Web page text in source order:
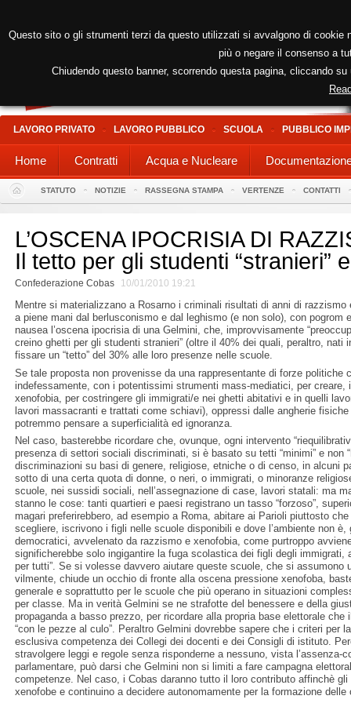
LAVORO PRIVATO LAVORO PUBBLICO SCUOLA PUBBLICO
Home Contratti Acqua e Nucleare
STATUTO NOTIZIE RASSEGNA STAMPA VERTENZE CONTATTI
L’OSCENA IPOCRISIA DI
Il tetto per gli studenti “stranieri”
Confederazione Cobas 10/01/2010 19:21
Mentre si materializzano a Rosarno i criminali risultati di anni di razzismo
a piene mani dal berlusconismo e dal leghismo (e non solo), con pogrom
nausea l’oscena ipocrisia di una Gelmini, che, improvvisamente
creino ghetti per gli studenti stranieri” (oltre il 40% dei quali, peraltro, nati
fissare un “tetto” del 30% alle loro presenze nelle scuole.
Se tale proposta non provenisse da una rappresentante di forze politiche
indefessamente, con i potentissimi strumenti mass-mediatici, per creare,
xenofobia, per costringere gli immigrati/e nei ghetti abitativi e in quelli
lavori massacranti e trattati come schiavi), oppressi dalle angherie
potremmo pensare a superficialità ed ignoranza.
Nel caso, basterebbe ricordare che, ovunque, ogni intervento
presenza di settori sociali discriminati, si è basato su tetti “minimi” e non
discriminazioni su basi di genere, religiose, etniche o di censo, in alcuni
sotto di una certa quota di donne, o neri, o immigrati, o minoranze
scuole, nei sussidi sociali, nell’assegnazione di case, lavori statali: ma
stanno le cose: tanti quartieri e paesi registrano un tasso “forzoso”,
magari preferirebbero, ad esempio a Roma, abitare ai Parioli piuttosto
scegliere, iscrivono i figli nelle scuole disponibili e dove l’ambiente non
democratici, avvelenato da razzismo e xenofobia, come purtroppo
significherebbe solo ingigantire la fuga scolastica dei figli degli immigrati,
per tutti”. Se si volesse davvero aiutare queste scuole, che si assumono
vilmente, chiude un occhio di fronte alla oscena pressione xenofoba,
generale e soprattutto per le scuole che più operano in situazioni
per classe. Ma in verità Gelmini se ne strafotte del benessere e della
propaganda a basso prezzo, per ricordare alla propria base elettorale che
“con le pezze al culo”. Peraltro Gelmini dovrebbe sapere che i criteri per
esclusiva competenza dei Collegi dei docenti e dei Consigli di istituto.
stravolgere leggi e regole senza risponderne a nessuno, vista l’assenza-
parlamentare, può darsi che Gelmini non si limiti a fare campagna
competenze. Nel caso, i Cobas daranno tutto il loro contributo affinchè
xenofobe e continuino a decidere autonomamente per la formazione delle
Questo sito o gli strumenti terzi da questo utilizzati si avvalgono di
più o negare il consenso a
Chiudendo questo banner, scorrendo questa pagina, cliccando